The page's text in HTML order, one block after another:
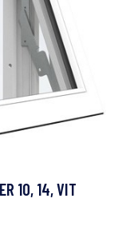
10, 14, VIT